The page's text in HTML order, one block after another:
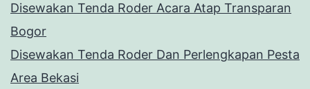
Disewakan Tenda Roder Acara Atap Transparan
Bogor
Disewakan Tenda Roder Dan Perlengkapan Pesta
Area Bekasi